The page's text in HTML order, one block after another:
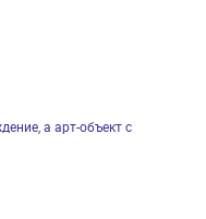
а арт-объект с